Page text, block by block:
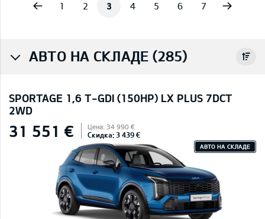
1 2 3 4 5 6 7
АВТО НА СКЛАДЕ (285)
SPORTAGE 1,6 T-GDI (150HP) LX PLUS 7DCT
2WD
31 551 € Цена: 34 990 €
Скидка: 3 439 €
АВТО НА СКЛАДЕ